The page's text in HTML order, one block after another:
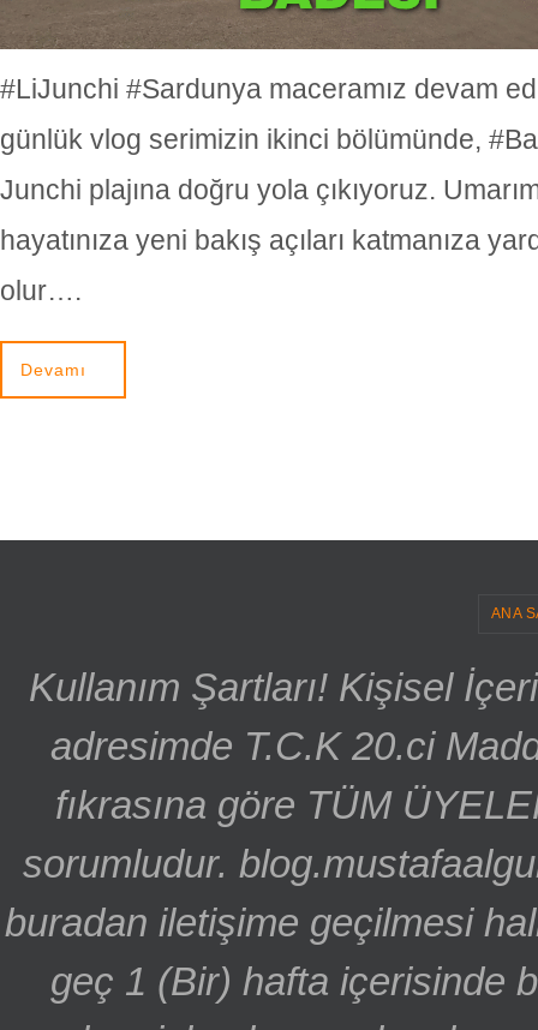
#LiJunchi #Sardunya maceramız devam
günlük vlog serimizin ikinci bölümünde,
Junchi plajına doğru yola çıkıyoruz.
hayatınıza yeni bakış açıları katmanıza
olur….
Devamı
ANA
Kullanım Şartları! Kişisel
adresimde T.C.K 20.ci
fıkrasına göre TÜM
sorumludur.
buradan iletişime geçilmesi
geç 1 (Bir) hafta içerisinde